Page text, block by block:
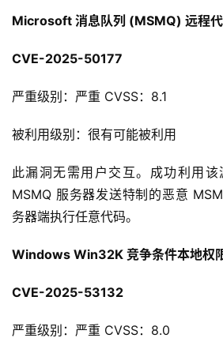
Microsoft 消息队列 (MSMQ) 远程代
CVE-2025-50177
严重级别：严重 CVSS：8.1
被利用级别：很有可能被利用
此漏洞无需用户交互。成功利用
MSMQ 服务器发送特制的恶意
务器端执行任意代码。
Windows Win32K 竞争条件本地权
CVE-2025-53132
严重级别：严重 CVSS：8.0